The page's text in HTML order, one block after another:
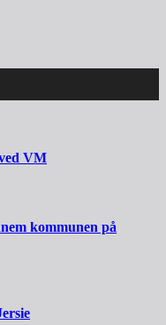
VM
kommunen på